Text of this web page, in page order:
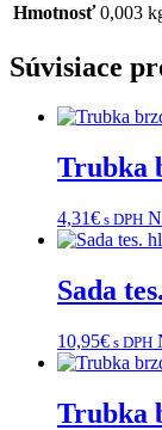
Hmotnosť 0,003
Súvisiace
Trubka
4,31€ s DPH
Sada
10,95€ s DPH
Trubka